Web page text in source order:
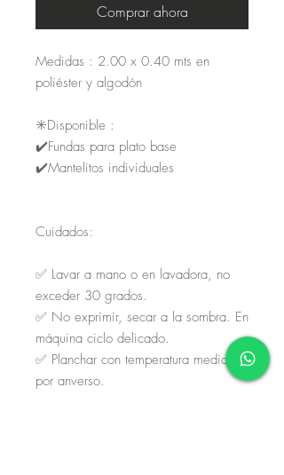
Comprar ahora
Medidas : 2.00 x 0.40 mts en
poliéster y algodón
✳️Disponible :
✔️Fundas para plato base
✔️Mantelitos individuales
Cuidados:
✅ Lavar a mano o en lavadora, no
exceder 30 grados.
✅ No exprimir, secar a la sombra. En
máquina ciclo delicado.
✅ Planchar con temperatura media
por anverso.